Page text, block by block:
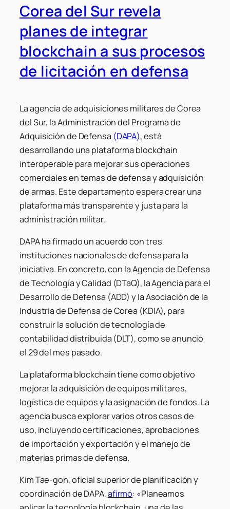
Corea del Sur revela
planes de integrar
blockchain a sus procesos
de licitación en defensa
La agencia de adquisiciones militares de Corea
del Sur, la Administración del Programa de
Adquisición de Defensa (DAPA), está
desarrollando una plataforma blockchain
interoperable para mejorar sus operaciones
comerciales en temas de defensa y adquisición
de armas. Este departamento espera crear una
plataforma más transparente y justa para la
administración militar.
DAPA ha firmado un acuerdo con tres
instituciones nacionales de defensa para la
iniciativa. En concreto, con la Agencia de Defensa
de Tecnología y Calidad (DTaQ), la Agencia para el
Desarrollo de Defensa (ADD) y la Asociación de la
Industria de Defensa de Corea (KDIA), para
construir la solución de tecnología de
contabilidad distribuida (DLT), como se anunció
el 29 del mes pasado.
La plataforma blockchain tiene como objetivo
mejorar la adquisición de equipos militares,
logística de equipos y la asignación de fondos. La
agencia busca explorar varios otros casos de
uso, incluyendo certificaciones, aprobaciones
de importación y exportación y el manejo de
materias primas de defensa.
Kim Tae-gon, oficial superior de planificación y
coordinación de DAPA,afirmó: «Planeamos